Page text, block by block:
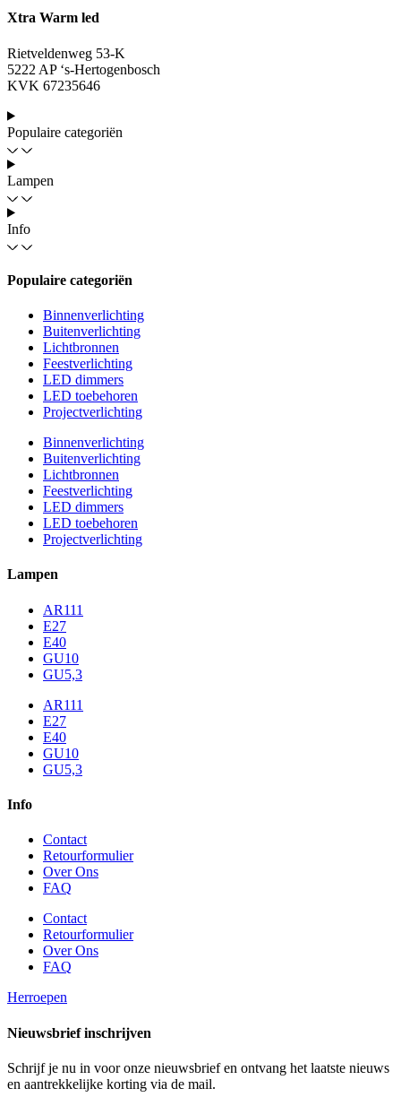
Xtra Warm led
Rietveldenweg 53-K
5222 AP ‘s-Hertogenbosch
KVK 67235646
Populaire categoriën
Lampen
Info
Populaire categoriën
Binnenverlichting
Buitenverlichting
Lichtbronnen
Feestverlichting
LED dimmers
LED toebehoren
Projectverlichting
Binnenverlichting
Buitenverlichting
Lichtbronnen
Feestverlichting
LED dimmers
LED toebehoren
Projectverlichting
Lampen
AR111
E27
E40
GU10
GU5,3
AR111
E27
E40
GU10
GU5,3
Info
Contact
Retourformulier
Over Ons
FAQ
Contact
Retourformulier
Over Ons
FAQ
Herroepen
Nieuwsbrief inschrijven
Schrijf je nu in voor onze nieuwsbrief en ontvang het laatste nieuws
en aantrekkelijke korting via de mail.